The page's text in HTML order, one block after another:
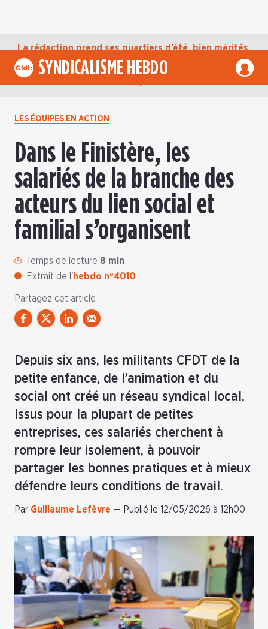
La rédaction prend ses quartiers d’été, bien mérités,
jusqu’au mardi 1er septembre. D’ici là, retrouvez
l’actualité de la CFDT sur notre compte Bluesky. En
SYNDICALISME HEBDO
LES ÉQUIPES EN ACTION
Dans le Finistère, les
salariés de la branche des
acteurs du lien social et
familial s’organisent
Temps de lecture 8 min
Extrait de l'hebdo n°4010
Partagez cet article
Depuis six ans, les militants CFDT de la
petite enfance, de l’animation et du
social ont créé un réseau syndical local.
Issus pour la plupart de petites
entreprises, ces salariés cherchent à
rompre leur isolement, à pouvoir
partager les bonnes pratiques et à mieux
défendre leurs conditions de travail.
Par Guillaume Lefèvre — Publié le 12/05/2026 à 12h00